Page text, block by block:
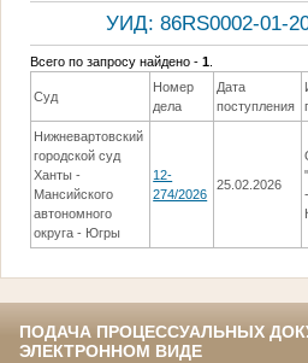
УИД: 86RS0002-01-
Всего по запросу найдено -1
Суд
Номер
дела
Дата
поступления
Нижневартовский
городской суд
Ханты -
Мансийского
автономного
округа - Югры
12-
274/2026
25.02.2026
ПОДАЧА ПРОЦЕССУАЛЬНЫХ
ЭЛЕКТРОННОМ ВИДЕ